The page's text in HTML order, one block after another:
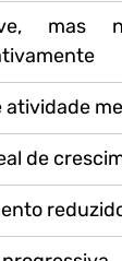
mas
atividade
de